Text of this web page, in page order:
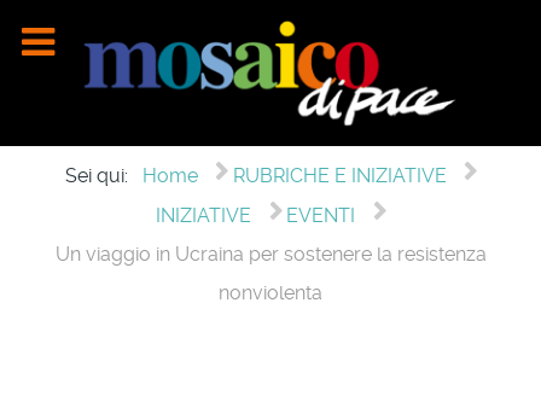
Sei qui: Home
RUBRICHE E INIZIATIVE
INIZIATIVE
EVENTI
Un viaggio in Ucraina per sostenere la resistenza
nonviolenta